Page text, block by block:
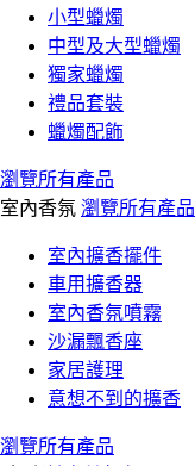
小型蠟燭
中型及大型蠟燭
獨家蠟燭
禮品套裝
蠟燭配飾
瀏覽所有產品
室內香氛 瀏覽所有產品
室內擴香擺件
車用擴香器
室內香氛噴霧
沙漏飄香座
家居護理
意想不到的擴香
瀏覽所有產品